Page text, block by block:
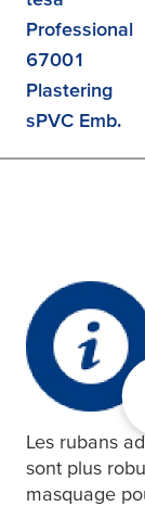
Professional
67001
Plastering
sPVC Emb.
Les rubans
sont plus
masquage